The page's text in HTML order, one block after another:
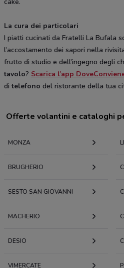
cake.
La cura dei particolari
I piatti cucinati da Fratelli La Bufala
l’accostamento dei sapori nella
frutto di studio e dell’ingegno degli
tavolo? Scarica l’app
ditelefono del ristorante della tua
Offerte volantini e cataloghi
MONZA
BRUGHERIO
SESTO SAN GIOVANNI
MACHERIO
DESIO
VIMERCATE